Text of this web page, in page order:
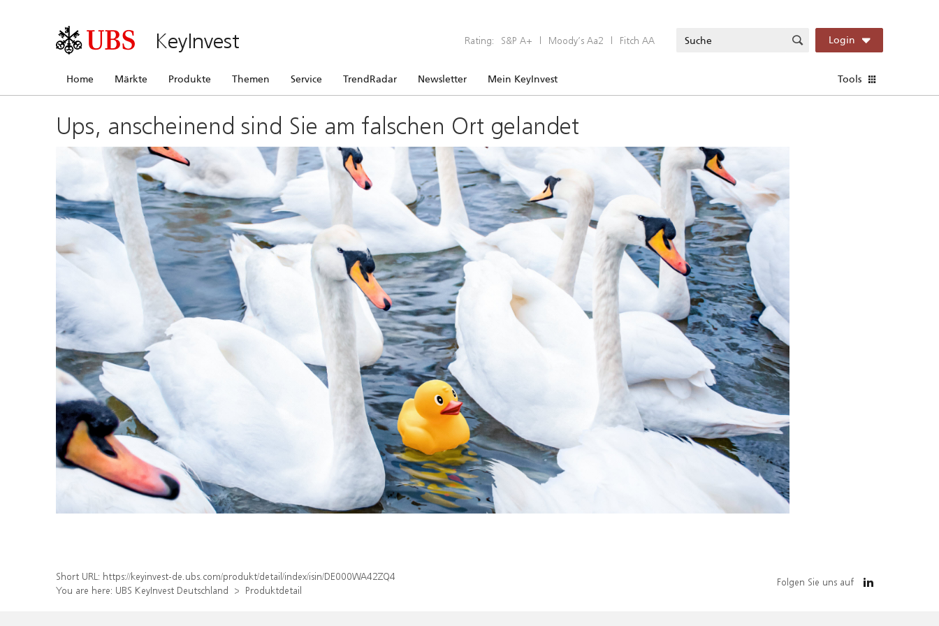
KeyInvest Rating: S&P A+ | Moody’s Aa2 | Fitch AA Login
Home Märkte Produkte Themen Service TrendRadar Newsletter Mein KeyInvest Tools
Ups, anscheinend sind Sie am falschen Ort gelandet
Short URL: https://keyinvest-de.ubs.com/produkt/detail/index/isin/DE000WA42ZQ4
You are here: UBS KeyInvest Deutschland Produktdetail
Folgen Sie uns auf